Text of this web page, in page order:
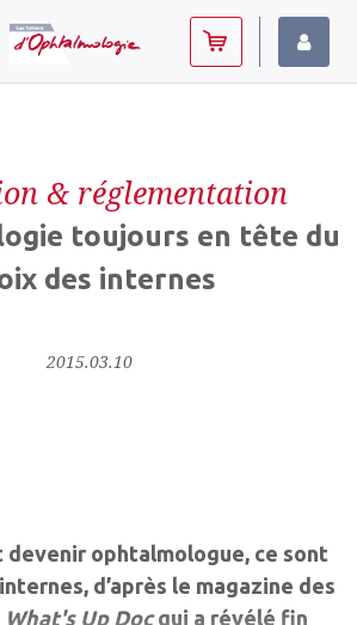
& réglementation
toujours en tête du
des internes
2015.03.10
devenir ophtalmologue, ce sont
d’après le magazine des
What's Up Docqui a révélé fin
cookies